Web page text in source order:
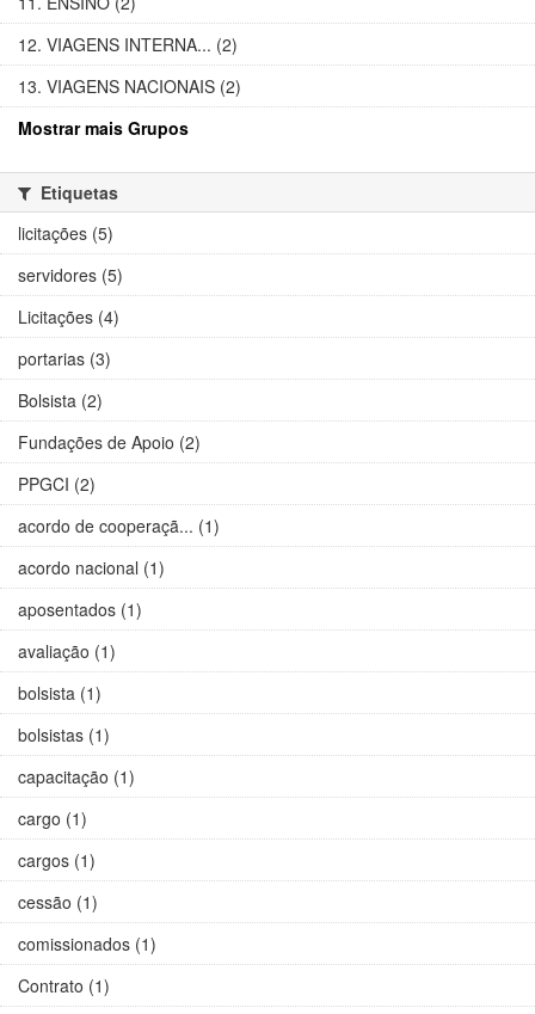
12. VIAGENS INTERNA... (2)
13. VIAGENS NACIONAIS (2)
Mostrar mais Grupos
Etiquetas
licitações (5)
servidores (5)
Licitações (4)
portarias (3)
Bolsista (2)
Fundações de Apoio (2)
PPGCI (2)
acordo de cooperaçã... (1)
acordo nacional (1)
aposentados (1)
avaliação (1)
bolsista (1)
bolsistas (1)
capacitação (1)
cargo (1)
cargos (1)
cessão (1)
comissionados (1)
Contrato (1)